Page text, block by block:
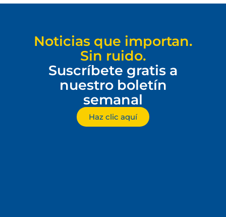
Noticias que importan.
Sin ruido.
Suscríbete gratis a
nuestro boletín
semanal
Haz clic aquí